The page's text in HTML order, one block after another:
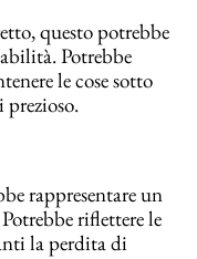
questo potrebbe
Potrebbe
le cose sotto
rappresentare un
riflettere le
la perdita di